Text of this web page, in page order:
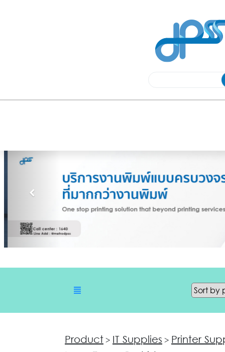
Product > IT Supplies > Printer